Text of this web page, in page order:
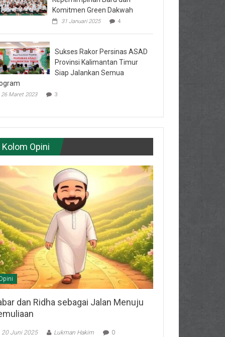
Komitmen Green Dakwah
31 Januari 2025 4
Sukses Rakor Persinas ASAD
Provinsi Kalimantan Timur
Siap Jalankan Semua
26 Maret 2023 3
Kolom Opini
dan Ridha sebagai Jalan Menuju
20 Juni 2025 Lukman Hakim 0